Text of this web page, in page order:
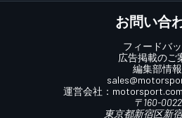
お問い合
フィードバ
広告掲載のご
編集部情報
運営会社： motorsport.com
〒160-0022
東京都新宿区新宿